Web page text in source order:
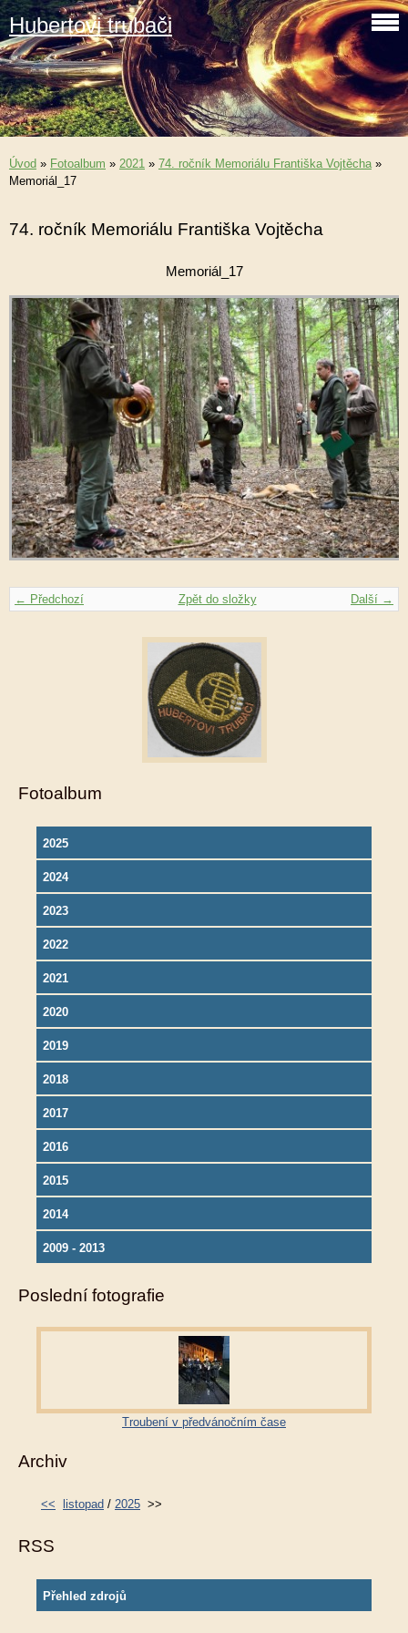
Hubertovi trubači
Úvod » Fotoalbum » 2021 » 74. ročník Memoriálu Františka Vojtěcha»
Memoriál_17
74. ročník Memoriálu Františka Vojtěcha
Memoriál_17
← Předchozí Další →
Zpět do složky
Fotoalbum
2025
2024
2023
2022
2021
2020
2019
2018
2017
2016
2015
2014
2009 - 2013
Poslední fotografie
Troubení v předvánočním čase
Archiv
<< listopad / 2025 >>
RSS
Přehled zdrojů